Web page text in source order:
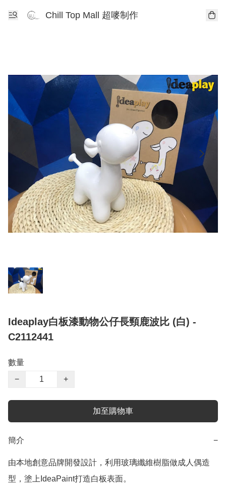
Chill Top Mall 超嘜制作
Ideaplay白板漆動物公仔長頸鹿波比 (白) -
C2112441
數量
−
+
加至購物車
簡介 −
由本地創意品牌開發設計，利用玻璃纖維樹脂做成人偶造
型，塗上IdeaPaint打造白板表面。